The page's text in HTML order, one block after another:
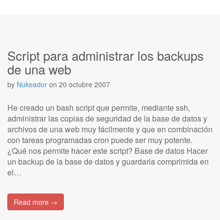
Script para administrar los backups
de una web
by Nukeador on 20 octubre 2007
He creado un bash script que permite, mediante ssh,
administrar las copias de seguridad de la base de datos y
archivos de una web muy fácilmente y que en combinación
con tareas programadas cron puede ser muy potente.
¿Qué nos permite hacer este script? Base de datos Hacer
un backup de la base de datos y guardarla comprimida en
el…
Read more →